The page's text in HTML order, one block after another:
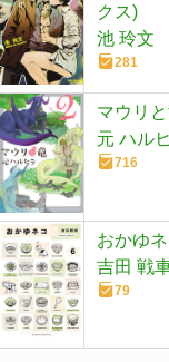
クス)
池 玲文
281
マウリ
元 ハル
716
おかゆ
吉田 戦
79